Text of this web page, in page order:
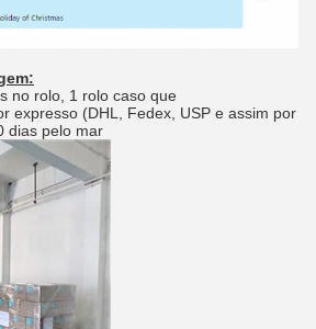
no rolo, 1 rolo caso que
expresso (DHL, Fedex, USP e assim por
dias pelo mar